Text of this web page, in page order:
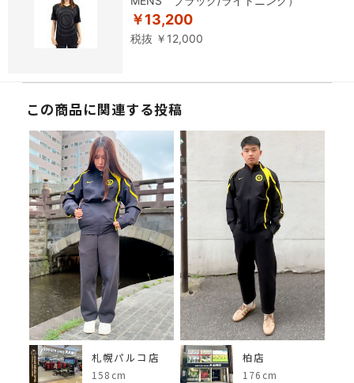
￥13,200
税抜 ￥12,000
この商品に関連する投稿
札幌パルコ店
158cm
柏店
176cm